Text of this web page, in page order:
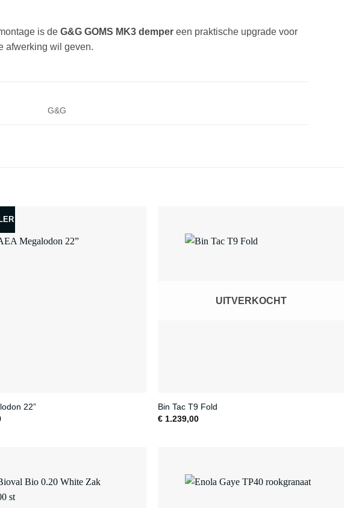
is de G&G GOMS MK3 dempereen praktische upgrade voor
afwerking wil geven.
G&G
22”
UITVERKOCHT
Bin Tac T9 Fold
€ 1.239,00